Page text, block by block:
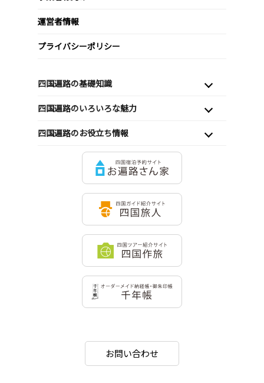
運営者情報
プライバシーポリシー
四国遍路の基礎知識
四国遍路のいろいろな魅力
四国遍路のお役立ち情報
お問い合わせ